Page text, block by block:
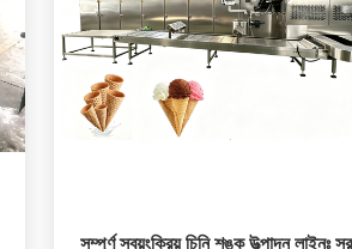
সম্পূর্ণ স্বয়ংক্রিয় চিনি শঙ্কু উত্পাদন লাইনঃ